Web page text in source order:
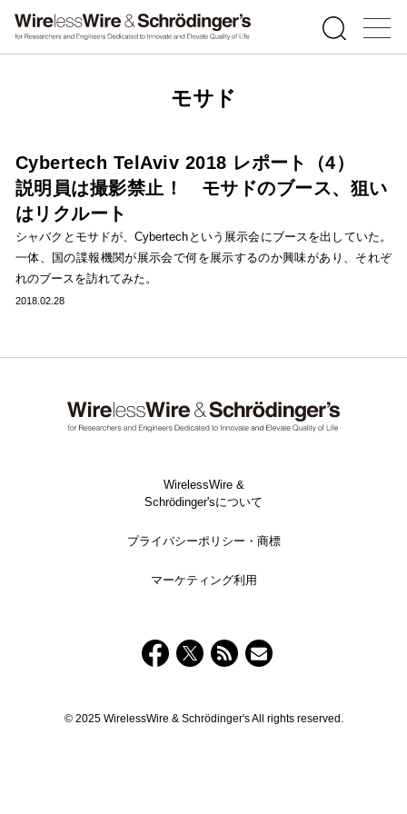
モサド
Cybertech TelAviv 2018 レポート（4）
説明員は撮影禁止！ モサドのブース、狙い
はリクルート
シャバクとモサドが、Cybertechという展示会にブースを出していた。
一体、国の諜報機関が展示会で何を展示するのか興味があり、それぞ
れのブースを訪れてみた。
2018.02.28
WirelessWire &
Schrödinger'sについて
プライバシーポリシー・商標
マーケティング利用
© 2025 WirelessWire & Schrödinger's All rights reserved.